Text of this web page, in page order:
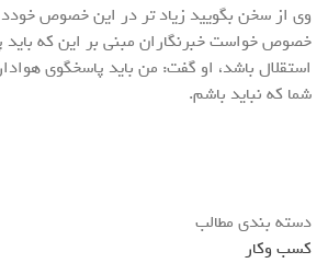
وی از سخن بگویید زیاد تر در این خصوص
خصوص خواست خبرنگاران مبنی بر این که باید
استقلال باشد، او گفت: من باید پاسخگوی
شما که نباید باشم.
دسته بندی مطالب
کسب وکار